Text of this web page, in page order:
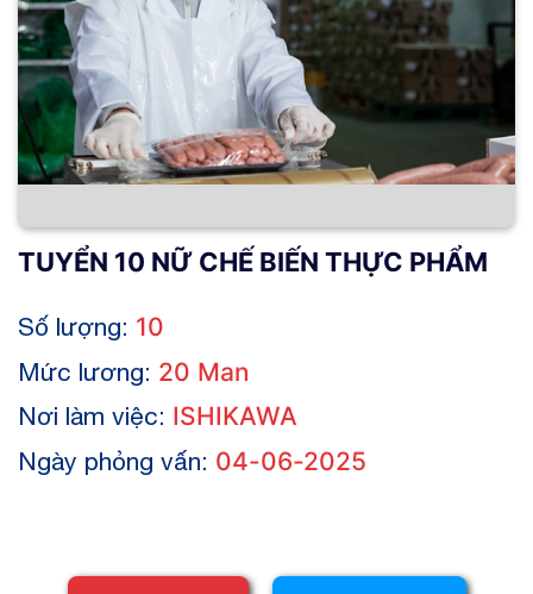
TUYỂN 10 NỮ CHẾ BIẾN THỰC PHẨM
Số lượng: 10
Mức lương: 20 Man
Nơi làm việc: ISHIKAWA
Ngày phỏng vấn: 04-06-2025